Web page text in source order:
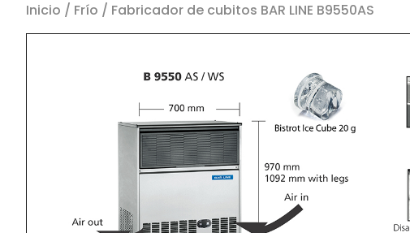
Inicio / Frío / Fabricador de cubitos BAR LINE B9550AS